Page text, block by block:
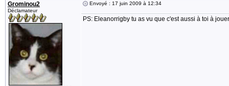
Grominou2
Déclamateur
Envoyé : 17 juin 2009 à 12:34
PS: Eleanorrigby tu as vu que c'est aussi à toi à